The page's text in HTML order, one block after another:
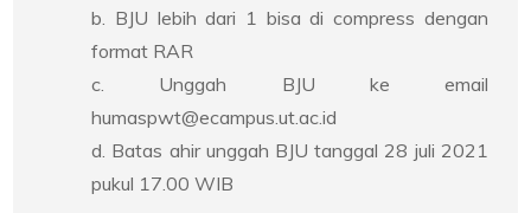
b. BJU lebih dari 1 bisa di compress dengan
format RAR
c. Unggah BJU ke email
humaspwt@ecampus.ut.ac.id
d. Batas ahir unggah BJU tanggal 28 juli 2021
pukul 17.00 WIB